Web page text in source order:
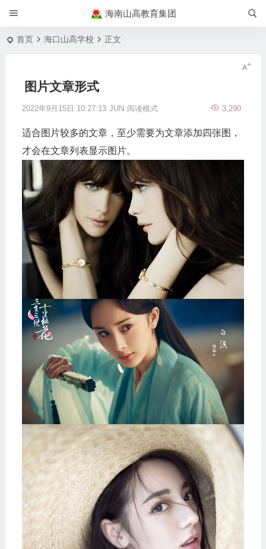
海南山高教育集团
首页 海口山高学校 正文
图片文章形式
2022年9月15日 10:27:13 JUN 3,290
阅读模式
适合图片较多的文章，至少需要为文章添加四张图，
才会在文章列表显示图片。